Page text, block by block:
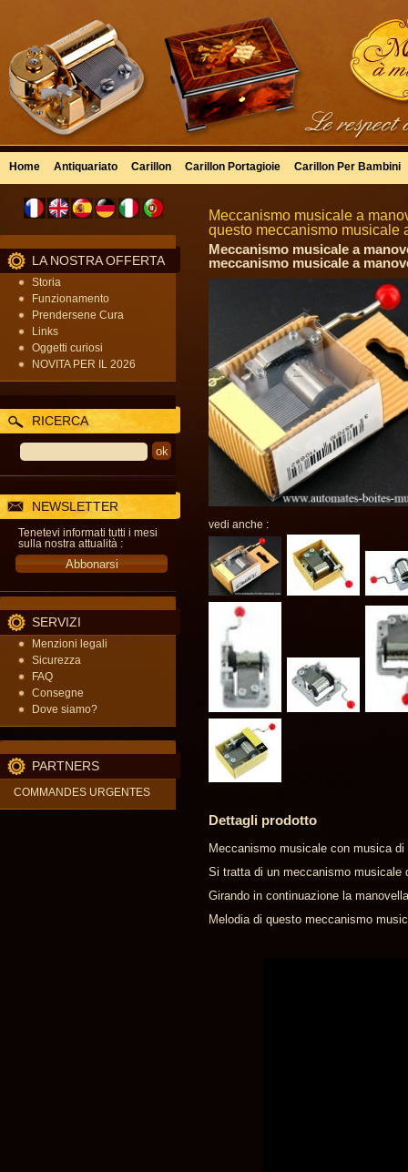
Home Antiquariato Carillon Carillon Portagioie Carillon Per Bambini
LA NOSTRA OFFERTA
Storia
Funzionamento
Prendersene Cura
Links
Oggetti curiosi
NOVITA PER IL 2026
RICERCA
NEWSLETTER
Tenetevi informati tutti i mesi
sulla nostra attualità :
SERVIZI
Menzioni legali
Sicurezza
FAQ
Consegne
Dove siamo?
PARTNERS
COMMANDES URGENTES
Meccanismo musicale a
questo meccanismo musicale
Meccanismo musicale a
meccanismo musicale a
vedi anche :
Dettagli prodotto
Meccanismo musicale con musica
Si tratta di un meccanismo musicale
Girando in continuazione la
Melodia di questo meccanismo